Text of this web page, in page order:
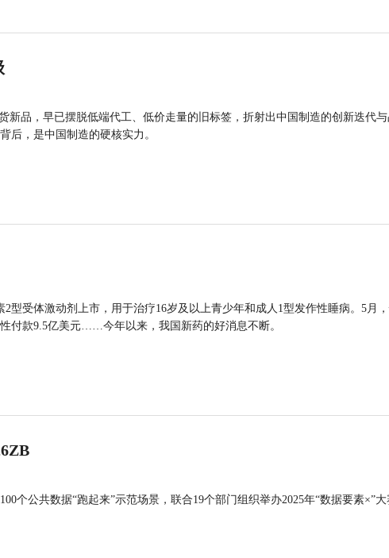
新品，早已摆脱低端代工、低价走量的旧标签，折射出中国制造的创新迭代
后，是中国制造的硬核实力。
型受体激动剂上市，用于治疗16岁及以上青少年和成人1型发作性睡病。5月
付款9.5亿美元……今年以来，我国新药的好消息不断。
个公共数据“跑起来”示范场景，联合19个部门组织举办2025年“数据要素×”大